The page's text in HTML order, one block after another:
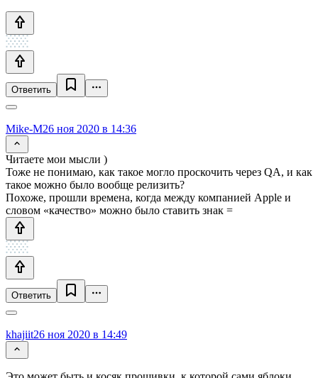
Ответить
Mike-M26 ноя 2020 в 14:36
Читаете мои мысли )
Тоже не понимаю, как такое могло проскочить через QA, и как
такое можно было вообще релизить?
Похоже, прошли времена, когда между компанией Apple и
словом «качество» можно было ставить знак =
Ответить
khajiit26 ноя 2020 в 14:49